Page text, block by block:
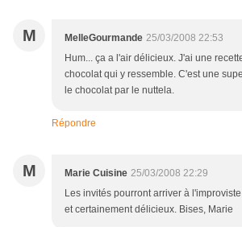
M MelleGourmande 25/03/2008 22:53
Hum... ça a l'air délicieux. J'ai une
chocolat qui y ressemble. C'est une
le chocolat par le nuttela.
Répondre
M Marie Cuisine 25/03/2008 22:29
Les invités pourront arriver à
et certainement délicieux. Bises, Marie